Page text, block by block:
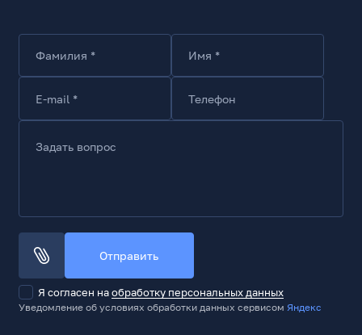
Фамилия * Имя *
E-mail * Телефон
Задать вопрос
Отправить
Я согласен наобработку персональных данных
Уведомление об условиях обработки данных сервисом Яндекс